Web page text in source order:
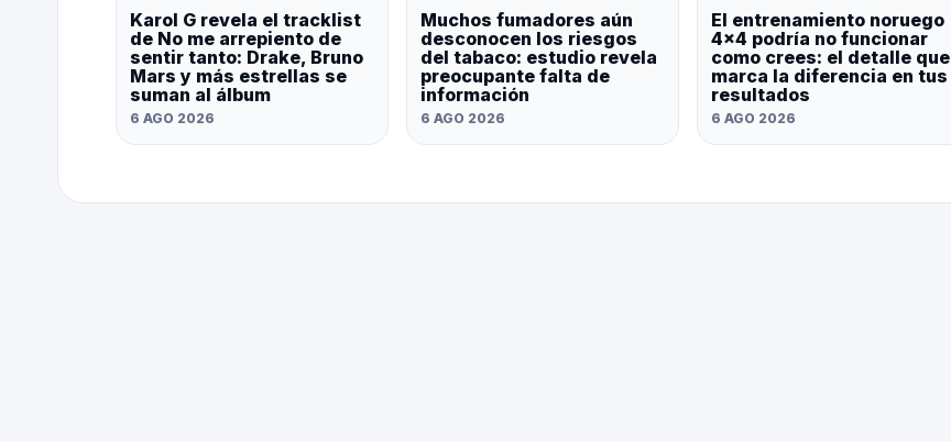
Karol G revela el tracklist
de No me arrepiento de
sentir tanto: Drake, Bruno
Mars y más estrellas se
suman al álbum
6 AGO 2026
Muchos fumadores aún
desconocen los riesgos
del tabaco: estudio revela
preocupante falta de
información
6 AGO 2026
El entrenamiento noruego
4×4 podría no funcionar
como crees: el detalle que
marca la diferencia en tus
resultados
6 AGO 2026